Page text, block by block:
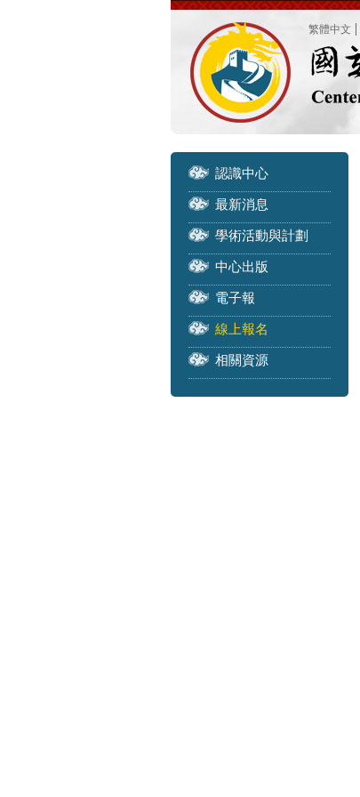
繁體中文
認識中心
最新消息
學術活動與計劃
中心出版
電子報
線上報名
相關資源